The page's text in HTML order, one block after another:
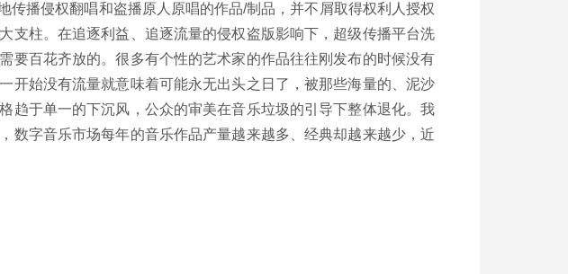
播侵权翻唱和盗播原人原唱的作品/制品，并不屑取得权利人授权
支柱。在追逐利益、追逐流量的侵权盗版影响下，超级传播平台洗
要百花齐放的。很多有个性的艺术家的作品往往刚发布的时候没有
开始没有流量就意味着可能永无出头之日了，被那些海量的、泥沙
趋于单一的下沉风，公众的审美在音乐垃圾的引导下整体退化。我
数字音乐市场每年的音乐作品产量越来越多、经典却越来越少，近